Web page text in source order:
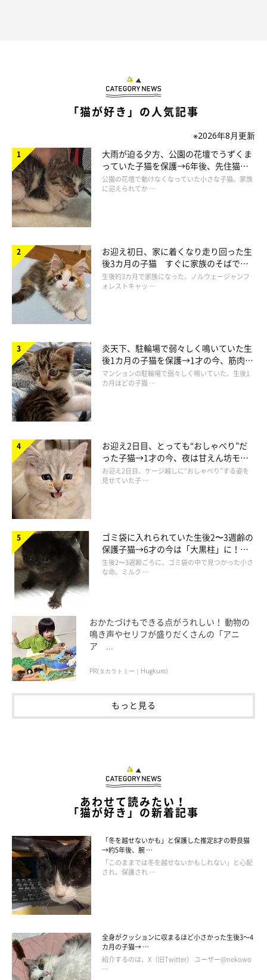
最近のお見送りの様子は？
「にゃ」
現在1才になったビジュちゃん。最近のお見送りは「塩対応」だ
そうで、ヘソ天をしながら飼い主さんのことを見ている
いのだとか（笑）
ツンデレを発揮しているそうですが、お出迎えは毎日してくれる
といいます。
伸びをしながらの「おかえり〜」
@bijyu_07
飼い主さん：
「猫が好き」の人気記事
※2026年8月更新
大雨が迫る夕方、公園の花壇でうずくま
っていた子猫を保護→6年後、先住猫
と“姉妹”のような関係に
公園の花壇で動けなくなっていた小さな子猫。家族
に迎えられてか …
お迎え初日、家に着くなり走り回った生
後3カ月の子猫 すぐに家族のそばで落
ち着く姿に「迎えてよかった」
生後約3カ月で家族になった、ノルウェージャンフ
ォレストキャッ …
炎天下、駐輪場で弱々しく鳴いていた生
後1カ月の子猫を保護→1才の今、筋肉質
でツンデレなコに成長
マンションの駐輪場で弱々しく鳴いていた、生後1
カ月ほどの子猫 …
お迎え2日目、とっても“おしゃべり”だ
った子猫→1才の今、夜は甘えん坊モー
ドになるコに成長！
お迎え2日目、ケージ越しに“おしゃべり”する姿を
見せていた子 …
ゴミ袋に入れられていた生後2〜3週齢の
保護子猫→6才の今は「大黒柱」に！
美しい黒猫に成長した姿にグッとくる
生後2〜3週齢ごろに、ゴミ袋の中で見つかった小さ
な命。ミルク …
おかたづけもできる点がうれしい！ 動物の
鳴き声やセリフが盛りだくさんの「アニ
ア ...
PR(タカラトミー｜Hugkum)
もっと見る
あわせて読みたい！
「猫が好き」の新着記事
「冬を越せないかも」と保護した推定8才の野良猫
→約5年後、腕 …
「このままでは冬を越せないかもしれない」と心配
され、保護され …
全身がクッションに収まるほど小さかった生後3～4
カ月の子猫→ …
紹介するのは、X（旧Twitter） ユーザー@nekowo
…